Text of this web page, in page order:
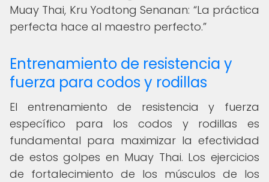
Muay Thai, Kru Yodtong Senanan: La práctica
perfecta hace al maestro perfecto.
Entrenamiento de resistencia y
fuerza para codos y rodillas
El entrenamiento de resistencia y fuerza
específico para los codos y rodillas es
fundamental para maximizar la efectividad
de estos golpes en Muay Thai. Los ejercicios
de fortalecimiento de los músculos de los